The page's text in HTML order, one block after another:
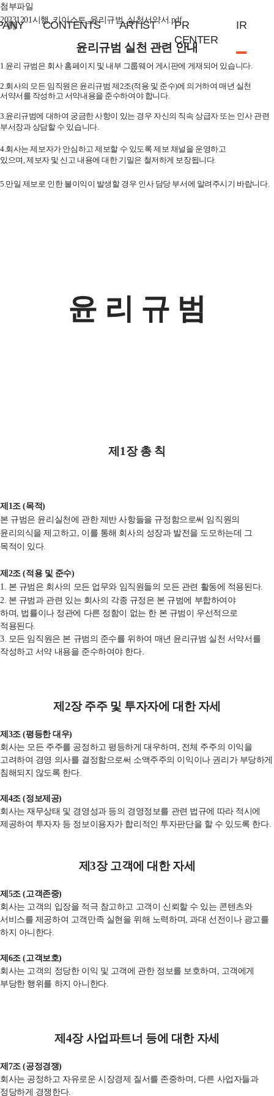
CONTENTS ARTIST
PR
CENTER
IR
첨부파일
20231201시행_키이스트_윤리규범_실천서약서.pdf
윤리규범 실천 관련 안내
1. 윤리 규범은 회사 홈페이지 및 내부 그룹웨어 게시판에 게재되어 있습니다.
2. 회사의 모든 임직원은 윤리규범 제2조(적용 및 준수)에 의거하여 매년 실천
서약서를 작성하고 서약내용을 준수하여야 합니다.
3. 윤리규범에 대하여 궁금한 사항이 있는 경우 자신의 직속 상급자 또는 인사 관련
부서장과 상담할 수 있습니다.
4. 회사는 제보자가 안심하고 제보할 수 있도록 제보 채널을 운영하고
있으며 제보자 및 신고 내용에 대한 기밀은 철저하게 보장됩니다.
5. 만일 제보로 인한 불이익이 발생할 경우 인사 담당 부서에 알려주시기 바랍니다.
윤 리 규 범
제 1장 총 칙
제 1 조(목적)
본 규범은 윤리실천에 관한 제반 사항들을 규정함으로써 임직원의
윤리의식을 제고하고
이를 통해 회사의 성장과 발전을 도모하는데 그
목적이 있다.
제 2조(적용 및 준수)
1. 본 규범은 회사의 모든 업무와 임직원들의 모든 관련 활동에 적용된다.
2. 본 규범과 관련 있는 회사의 각종 규정은 본 규범에 부합하여야
하며
법률이나 정관에 다른 정함이 없는 한 본 규범이 우선적으로
적용된다.
3. 모든 임직원은 본 규범의 준수를 위하여 매년 윤리규범 실천 서약서를
작성하고 서약 내용을 준수하여야 한다.
제 2장 주주 및 투자자에 대한 자세
제 3조(평등한 대우)
회사는 모든 주주를 공정하고 평등하게 대우하며
전체 주주의 이익을
고려하여 경영 의사를 결정함으로써 소액주주의 이익이나 권리가 부당하게
침해되지 않도록 한다.
제 4조(정보제공)
회사는 재무상태 및 경영성과 등의 경영정보를 관련 법규에 따라 적시에
제공하여 투자자 등 정보이용자가 합리적인 투자판단을 할 수 있도록 한다.
제3장 고객에 대한 자세
제 5조(고객존중)
회사는 고객의 입장을 적극 참고하고 고객이 신뢰할 수 있는 콘텐츠와
서비스를 제공하여 고객만족 실현을 위해 노력하며 ,과대 선전이나 광고를
하지 아니한다
제 6조(고객보호)
회사는 고객의 정당한 이익 및 고객에 관한 정보를 보호하며
고객에게
부당한 행위를 하지 아니한다.
제 4장 사업파트너 등에 대한 자세
제 7조(공정경쟁)
회사는 공정하고 자유로운 시장경제 질서를 존중하며
다른 사업자들과
정당하게 경쟁한다.